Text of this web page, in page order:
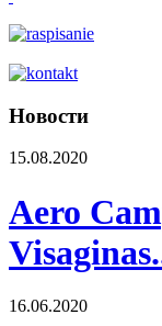
Новости
15.08.2020
Aero
16.06.2020